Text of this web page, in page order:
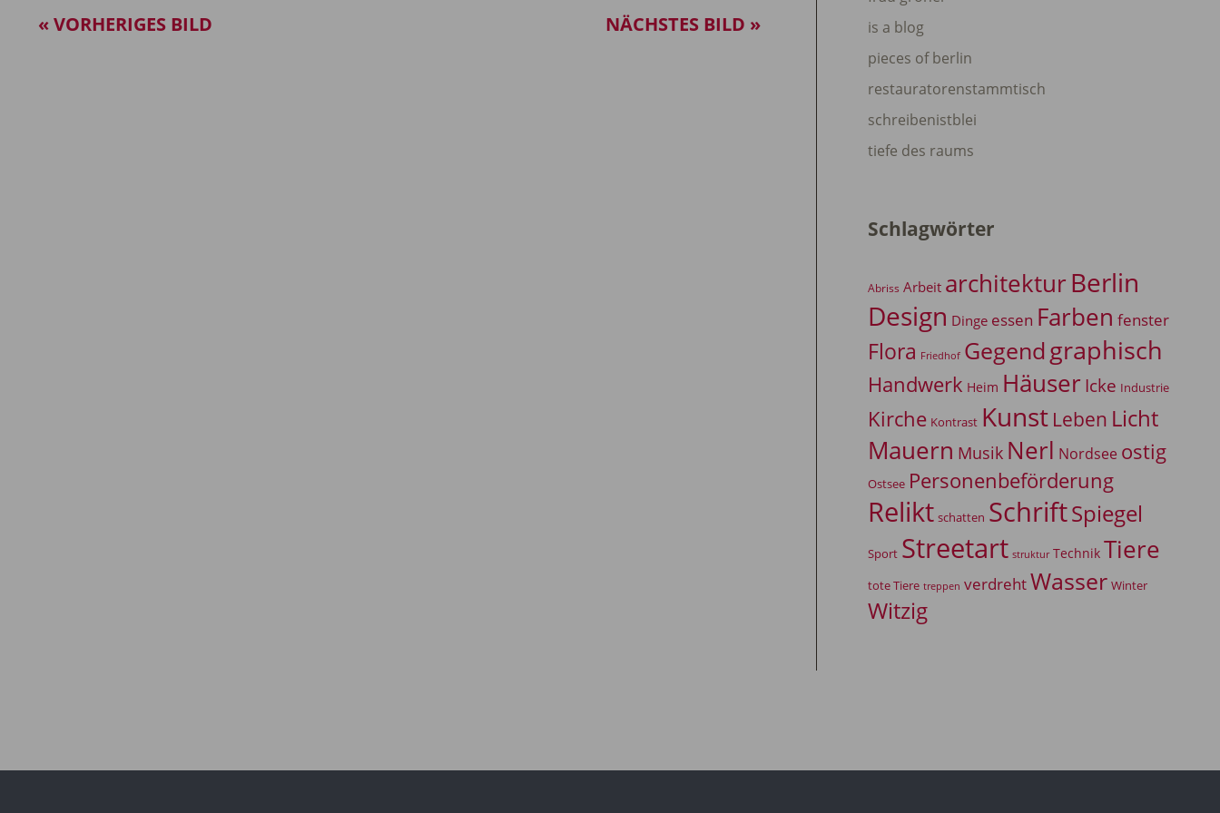
« VORHERIGES BILD NÄCHSTES BILD »
is a blog
pieces of berlin
restauratorenstammtisch
schreibenistblei
tiefe des raums
Schlagwörter
Abriss Arbeit architekturBerlin
Design Dinge essen Farben fenster
Flora Friedhof Gegendgraphisch
Handwerk Heim Häuser Icke Industrie
Kirche Kontrast Kunst Leben Licht
Mauern Musik Nerl Nordsee ostig
Ostsee Personenbeförderung
Relikt schatten SchriftSpiegel
Sport Streetart struktur Technik Tiere
tote Tiere treppen verdrehtWasser Winter
Witzig